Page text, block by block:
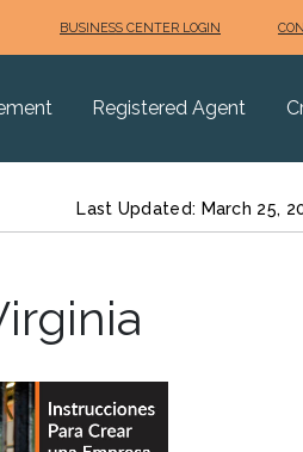
BUSINESS CENTER LOGIN
Registered Agent
Last Updated: March 25,